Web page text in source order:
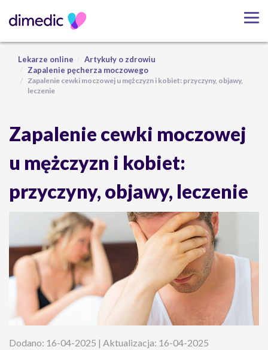
Lekarze online
Artykuły o zdrowiu
Zapalenie pęcherza moczowego
Zapalenie cewki moczowej u mężczyzn i kobiet: przyczyny, objawy,
leczenie
Zapalenie cewki moczowej
u mężczyzn i kobiet:
przyczyny, objawy, leczenie
Dodano: 16-04-2025 | Aktualizacja: 16-04-2025